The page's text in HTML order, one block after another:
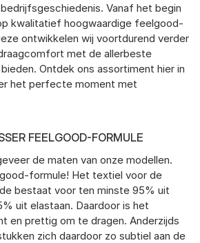
Vanaf het begin
kwalitatief hoogwaardige feelgood-
ontwikkelen wij voortdurend verder
met de allerbeste
Ontdek ons assortiment hier in
het perfecte moment met
FEELGOOD-FORMULE
de maten van onze modellen.
formule! Het textiel voor de
bestaat voor ten minste 95% uit
uit elastaan. Daardoor is het
en prettig om te dragen. Anderzijds
zich daardoor zo subtiel aan de